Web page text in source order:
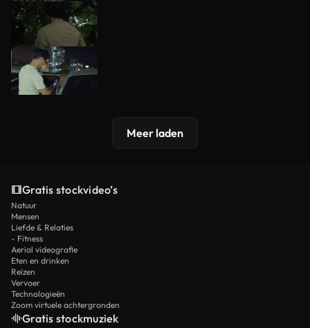
Meer laden
Gratis stockvideo’s
Natuur
Mensen
Liefde & Relaties
- Fitness
Aerial videografie
Eten en drinken
Reizen
Vervoer
Technologieën
Zoom virtuele achtergronden
Gratis stockmuziek